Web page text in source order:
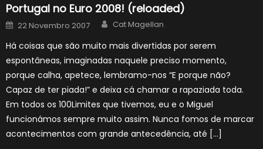
Portugal no Euro 2008! (reloaded)
Posted
on
22 Novembro 2007 Author
Cat Magellan
Há coisas que são muito mais divertidas por serem
espontâneas, imaginadas naquele preciso momento,
porque calha, apetece, lembramo-nos “E porque não?
Capaz de ter piada!” e deixa cá chamar a rapaziada toda.
Em todos os 100Limites que tivemos, eu e o Miguel
funcionámos sempre muito assim. Nunca fomos de marcar
acontecimentos com grande antecedência, até […]